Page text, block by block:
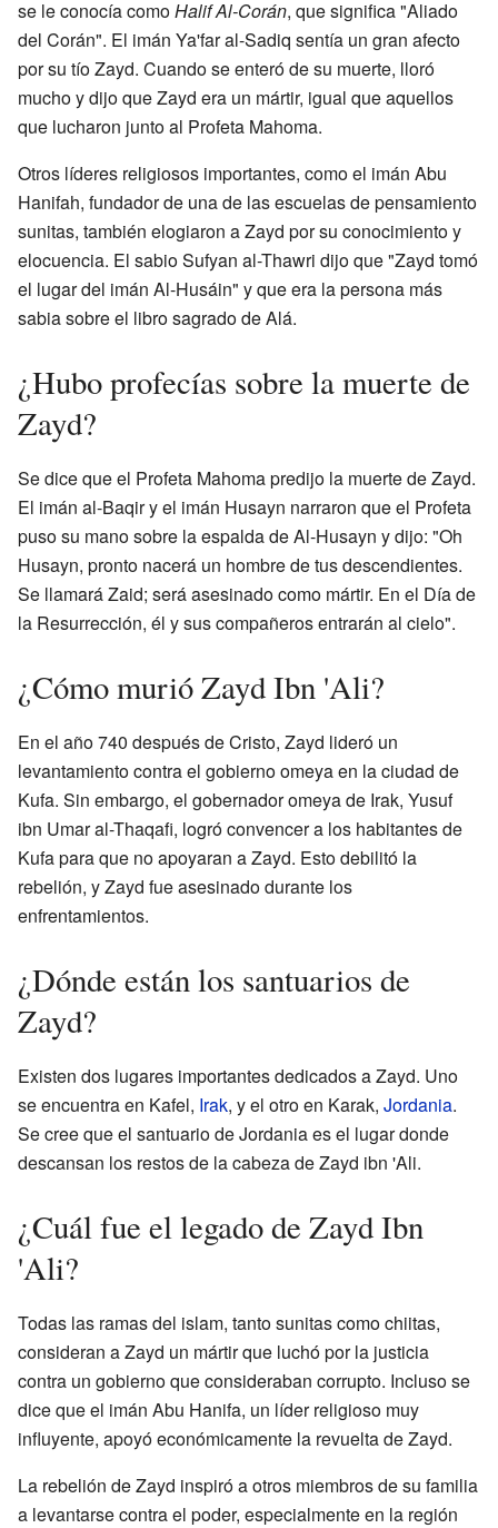
se le conocía comoHalif Al-Corán, que significa "Aliado
del Corán". El imán Ya'far al-Sadiq sentía un gran afecto
por su tío Zayd. Cuando se enteró de su muerte, lloró
mucho y dijo que Zayd era un mártir, igual que aquellos
que lucharon junto al Profeta Mahoma.
Otros líderes religiosos importantes, como el imán Abu
Hanifah, fundador de una de las escuelas de pensamiento
sunitas, también elogiaron a Zayd por su conocimiento y
elocuencia. El sabio Sufyan al-Thawri dijo que "Zayd tomó
el lugar del imán Al-Husáin" y que era la persona más
sabia sobre el libro sagrado de Alá.
¿Hubo profecías sobre la muerte de
Zayd?
Se dice que el Profeta Mahoma predijo la muerte de Zayd.
El imán al-Baqir y el imán Husayn narraron que el Profeta
puso su mano sobre la espalda de Al-Husayn y dijo: "Oh
Husayn, pronto nacerá un hombre de tus descendientes.
Se llamará Zaid; será asesinado como mártir. En el Día de
la Resurrección, él y sus compañeros entrarán al cielo".
¿Cómo murió Zayd Ibn 'Ali?
En el año 740 después de Cristo, Zayd lideró un
levantamiento contra el gobierno omeya en la ciudad de
Kufa. Sin embargo, el gobernador omeya de Irak, Yusuf
ibn Umar al-Thaqafi, logró convencer a los habitantes de
Kufa para que no apoyaran a Zayd. Esto debilitó la
rebelión, y Zayd fue asesinado durante los
enfrentamientos.
¿Dónde están los santuarios de
Zayd?
Existen dos lugares importantes dedicados a Zayd. Uno
se encuentra en Kafel, Irak, y el otro en Karak, Jordania.
Se cree que el santuario de Jordania es el lugar donde
descansan los restos de la cabeza de Zayd ibn 'Ali.
¿Cuál fue el legado de Zayd Ibn
'Ali?
Todas las ramas del islam, tanto sunitas como chiitas,
consideran a Zayd un mártir que luchó por la justicia
contra un gobierno que consideraban corrupto. Incluso se
dice que el imán Abu Hanifa, un líder religioso muy
influyente, apoyó económicamente la revuelta de Zayd.
La rebelión de Zayd inspiró a otros miembros de su familia
a levantarse contra el poder, especialmente en la región